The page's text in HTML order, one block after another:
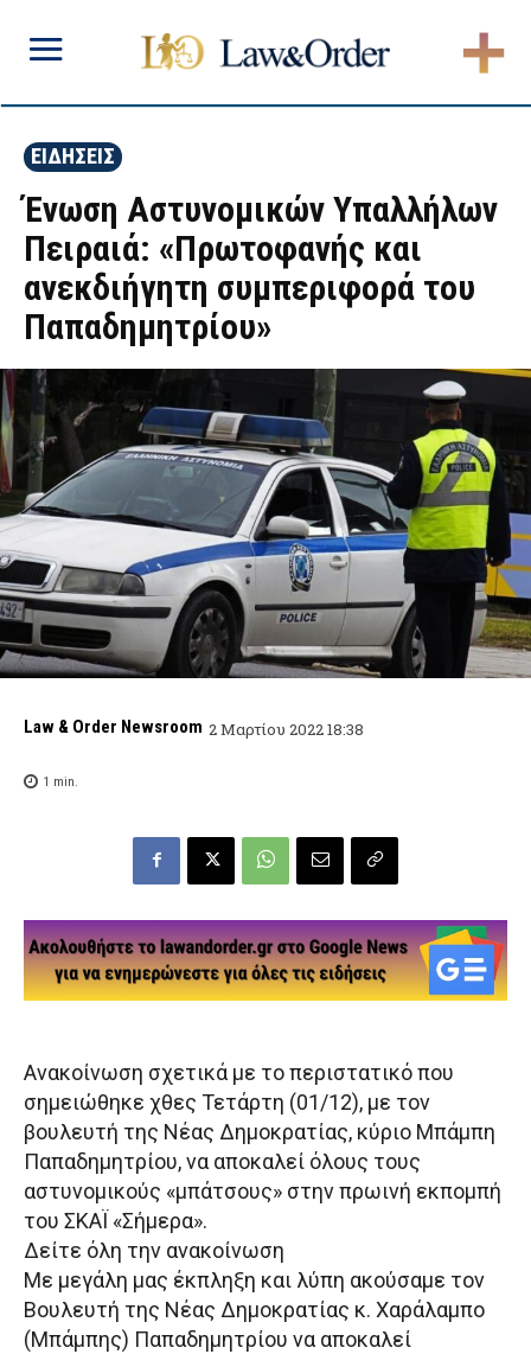
ΕΙΔΗΣΕΙΣ
Ένωση Αστυνομικών Υπαλλήλων
Πειραιά: «Πρωτοφανής και
ανεκδιήγητη συμπεριφορά του
Παπαδημητρίου»
Law & Order Newsroom 2 Μαρτίου 2022 18:38
1 min.
Ανακοίνωση σχετικά με το περιστατικό που
σημειώθηκε χθες Τετάρτη (01/12), με τον
βουλευτή της Νέας Δημοκρατίας, κύριο Μπάμπη
Παπαδημητρίου, να αποκαλεί όλους τους
αστυνομικούς «μπάτσους» στην πρωινή εκπομπή
του ΣΚΑΪ «Σήμερα».
Δείτε όλη την ανακοίνωση
Με μεγάλη μας έκπληξη και λύπη ακούσαμε τον
Βουλευτή της Νέας Δημοκρατίας κ. Χαράλαμπο
(Μπάμπης) Παπαδημητρίου να αποκαλεί